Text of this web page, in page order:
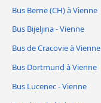
Bus Berne (CH) à Vienne
Bus Bijeljina - Vienne
Bus de Cracovie à Vienne
Bus Dortmund à Vienne
Bus Lucenec - Vienne